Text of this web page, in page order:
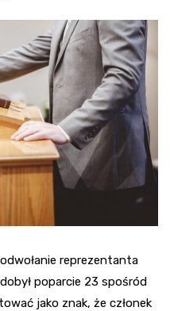
reprezentanta
poparcie 23 spośród
jako znak, że członek